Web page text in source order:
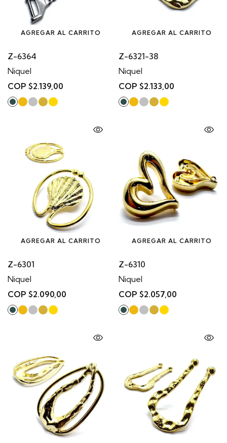
AGREGAR AL CARRITO
Z-6364
Niquel
COP $2.139,00
AGREGAR AL CARRITO
Z-6321-38
Niquel
COP $2.133,00
AGREGAR AL CARRITO
Z-6301
Niquel
COP $2.090,00
AGREGAR AL CARRITO
Z-6310
Niquel
COP $2.057,00